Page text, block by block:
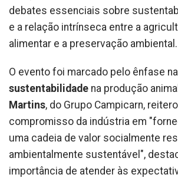
debates essenciais sobre
e a relação intrínseca entre a
alimentar e a preservação ambiental.
O evento foi marcado pelo ênfase na
sustentabilidade na produção
Martins, do Grupo Campicarn,
compromisso da indústria em
uma cadeia de valor socialmente
ambientalmente sustentável",
importância de atender às